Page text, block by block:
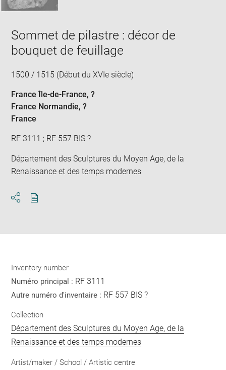
Sommet de pilastre : décor de
bouquet de feuillage
1500 / 1515 (Début du XVIe siècle)
France Île-de-France, ?
France Normandie, ?
France
RF 3111 ; RF 557 BIS ?
Département des Sculptures du Moyen Age, de la
Renaissance et des temps modernes
Inventory number
Numéro principal : RF 3111
Autre numéro d'inventaire : RF 557 BIS ?
Collection
Département des Sculptures du Moyen Age, de la
Renaissance et des temps modernes
Artist/maker / School / Artistic centre